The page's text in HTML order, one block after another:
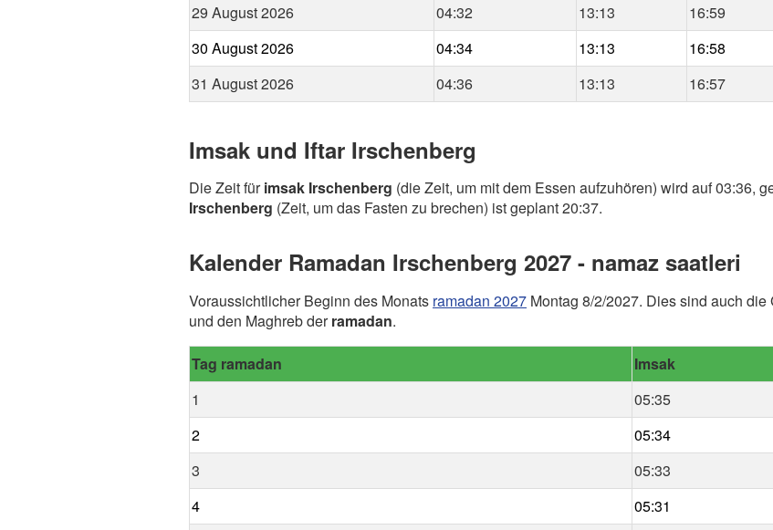
29 August 2026
04:32 13:13 16:59
30 August 2026
04:34 13:13 16:58
31 August 2026
04:36 13:13 16:57
Imsak und Iftar Irschenberg
Die Zeit fürimsak Irschenberg (die Zeit, um mit dem Essen aufzuhören) wird auf 03:36,
Irschenberg (Zeit, um das Fasten zu brechen) ist geplant 20:37.
Kalender Ramadan Irschenberg 2027 - namaz saatleri
Voraussichtlicher Beginn des Monats ramadan 2027 Montag 8/2/2027. Dies sind auch
und den Maghreb derramadan.
Tag ramadan Imsak
1
05:35
2
05:34
3
05:33
4
05:31